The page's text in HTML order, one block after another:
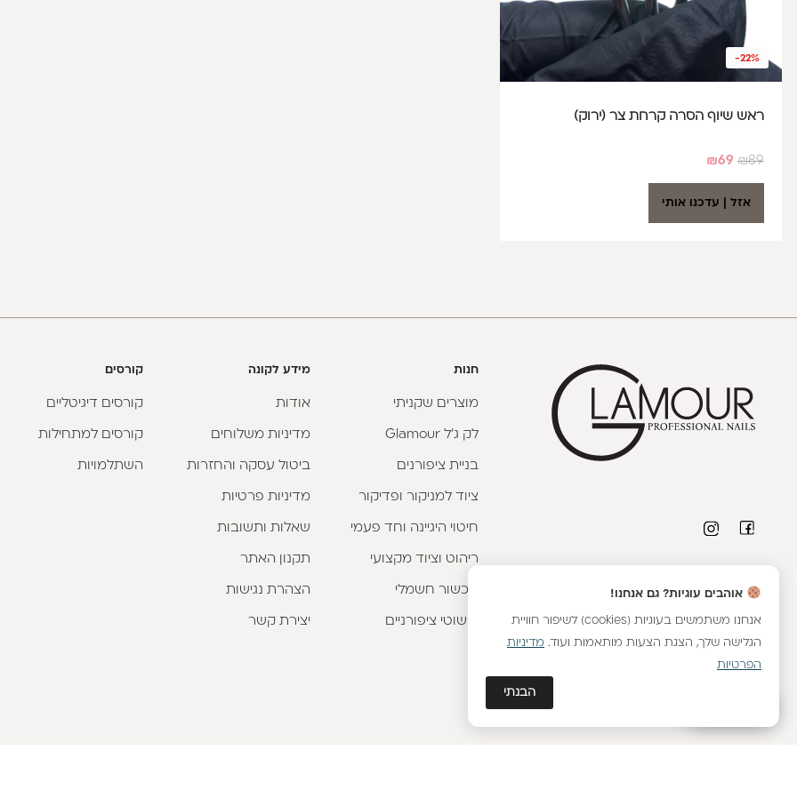
-22%
ראש שיוף הסרה קרחת צר (ירוק)
₪89
₪69
אזל | עדכנו אותי
וואטסאפ
054-8887576
|וואטסאפ
חנות
מוצרים שקניתי
לק ג'ל Glamour
בניית ציפורנים
ציוד למניקור ופדיקור
חיטוי היגיינה וחד פעמי
ריהוט וציוד מקצועי
מכשור חשמלי
קישוטי ציפורניים
מידע לקונה
אודות
מדיניות משלוחים
ביטול עסקה והחזרות
מדיניות פרטיות
שאלות ותשובות
תקנון האתר
הצהרת נגישות
יצירת קשר
קורסים
קורסים דיגיטליים
קורסים למתחילות
השתלמויות
אוהבים עוגיות? גם אנחנו!
אנחנו משתמשים בעוגיות (cookies) לשיפור חוויית
הגלישה שלך, הצגת הצעות מותאמות ועוד. מדיניות
הפרטיות
הבנתי